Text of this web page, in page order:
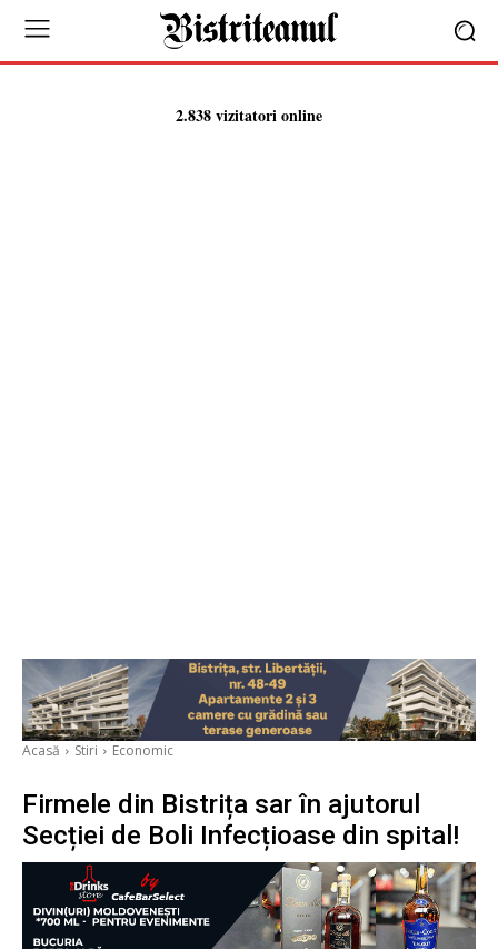
2.838 vizitatori online
Acasă Stiri Economic
Firmele din Bistrița sar în ajutorul
Secției de Boli Infecțioase din spital!